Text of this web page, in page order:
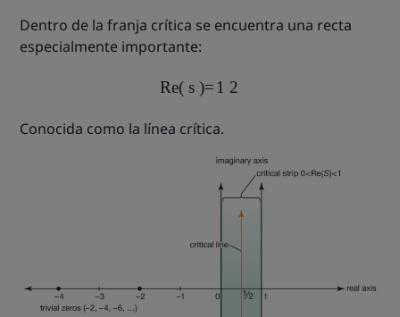
Dentro de la franja crítica se encuentra una recta
especialmente importante:
Re( s )= 1 2
Conocida como la línea crítica.